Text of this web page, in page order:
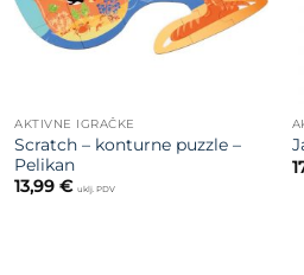
AKTIVNE IGRAČKE
Scratch – konturne puzzle –
Pelikan
13,99€ uklj. PDV